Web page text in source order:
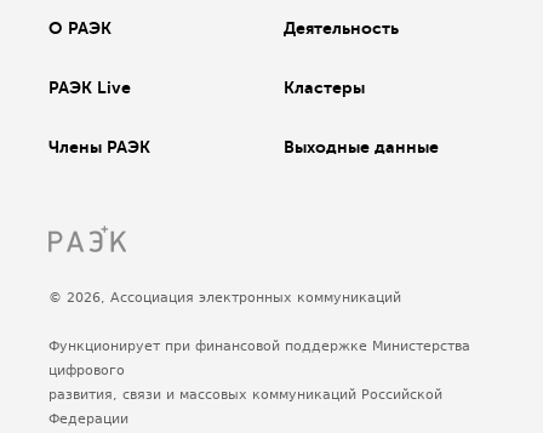
О РАЭК Деятельность
РАЭК Live Кластеры
Члены РАЭК Выходные данные
© 2026, Ассоциация электронных коммуникаций
Функционирует при финансовой поддержке Министерства
цифрового
развития, связи и массовых коммуникаций Российской
Федерации